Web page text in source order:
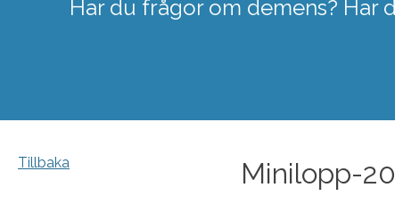
Har du frågor om demens? Har
Tillbaka Minilopp-